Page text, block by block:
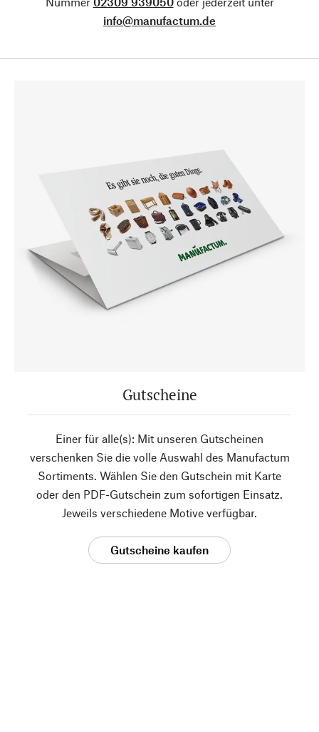
info@manufactum.de
Gutscheine
Einer für alle(s): Mit unseren Gutscheinen
verschenken Sie die volle Auswahl des Manufactum
Sortiments. Wählen Sie den Gutschein mit Karte
oder den PDF-Gutschein zum sofortigen Einsatz.
Jeweils verschiedene Motive verfügbar.
Gutscheine kaufen